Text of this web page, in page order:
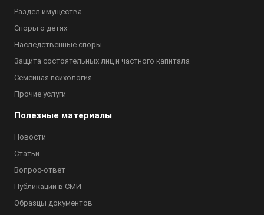
Раздел имущества
Споры о детях
Наследственные споры
Защита состоятельных лиц и частного капитала
Семейная психология
Прочие услуги
Полезные материалы
Новости
Статьи
Вопрос-ответ
Публикации в СМИ
Образцы документов